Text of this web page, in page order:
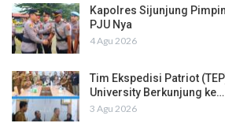
Kapolres Sijunjung
PJU Nya
4 Agu 2026
Tim Ekspedisi Patriot
University Berkunjung ke…
3 Agu 2026